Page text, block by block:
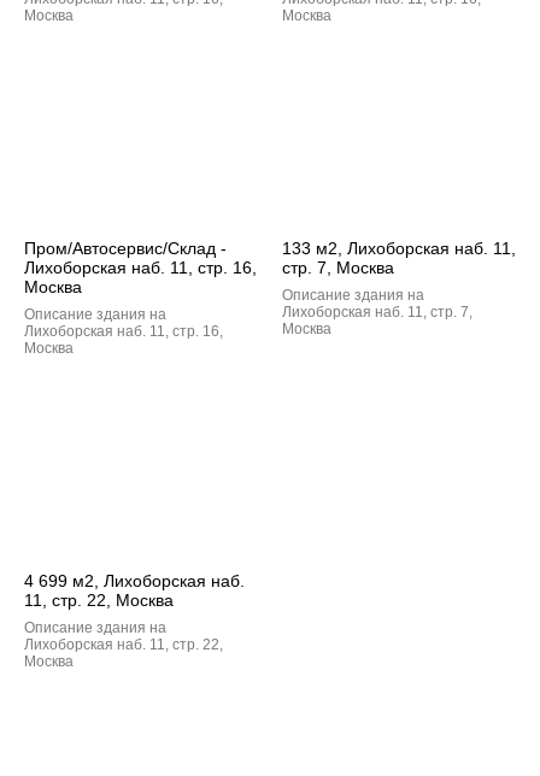
Москва
Москва
Пром/Автосервис/Склад -
Лихоборская наб. 11, стр. 16,
Москва
Описание здания на
Лихоборская наб. 11, стр. 16,
Москва
133 м2, Лихоборская наб. 11,
стр. 7, Москва
Описание здания на
Лихоборская наб. 11, стр. 7,
Москва
4 699 м2, Лихоборская наб.
11, стр. 22, Москва
Описание здания на
Лихоборская наб. 11, стр. 22,
Москва